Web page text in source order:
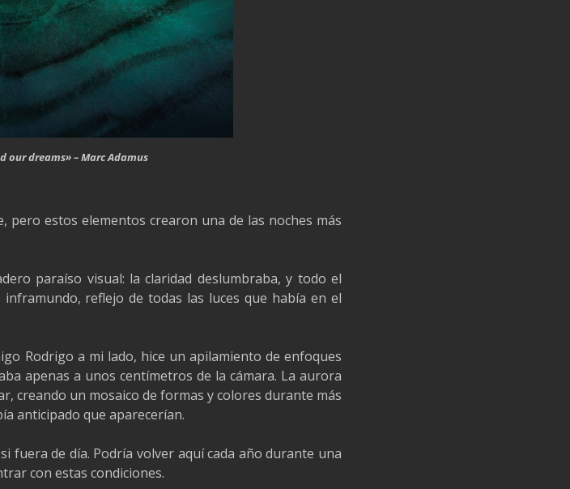
our dreams» – Marc Adamus
pero estos elementos crearon una de las noches más
paraíso visual: la claridad deslumbraba, y todo el
reflejo de todas las luces que había en el
Rodrigo a mi lado, hice un apilamiento de enfoques
apenas a unos centímetros de la cámara. La aurora
creando un mosaico de formas y colores durante más
anticipado que aparecerían.
fuera de día. Podría volver aquí cada año durante una
con estas condiciones.